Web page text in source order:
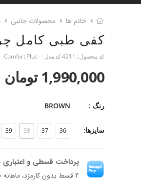
خانم ها محصولات جانبی
کفی طبی کامل
کد محصول : 4211کد مدل :- Comfort Plus
1,990,000 تومان
رنگ : BROWN
سایزها: 36
37
38
39
پرداخت قسطی و اعتباری
۴ قسط بدون کارمزد، ماهانه ۴۹۷٬۵۰۰ تومان